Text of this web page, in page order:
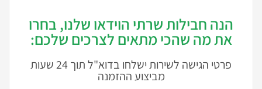
הנה חבילות שרתי הוידאו שלנו, בחרו
את מה שהכי מתאים לצרכים שלכם:
פרטי הגישה לשירות ישלחו בדוא"ל תוך 24 שעות
מביצוע ההזמנה